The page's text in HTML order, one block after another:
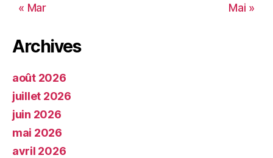
« Mar Mai »
Archives
août 2026
juillet 2026
juin 2026
mai 2026
avril 2026